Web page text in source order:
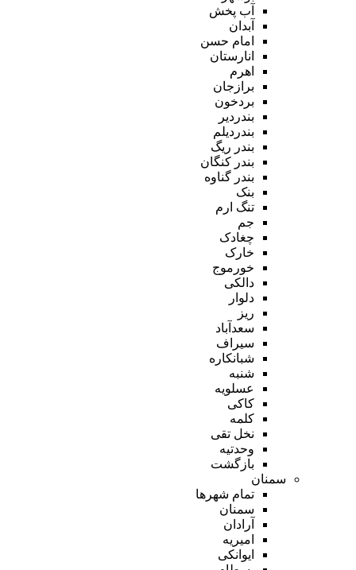
آب پخش
آبدان
امام حسن
انارستان
اهرم
برازجان
بردخون
بندردیر
بندردیلم
بندر ریگ
بندر کنگان
بندر گناوه
بنک
تنگ ارم
جم
چغادک
خارک
خورموج
دالکی
دلوار
ریز
سعدآباد
سیراف
شبانکاره
شنبه
عسلویه
کاکی
کلمه
نخل تقی
وحدتیه
بازگشت
سمنان
تمام شهر‌ها
سمنان
آرادان
امیریه
ایوانکی